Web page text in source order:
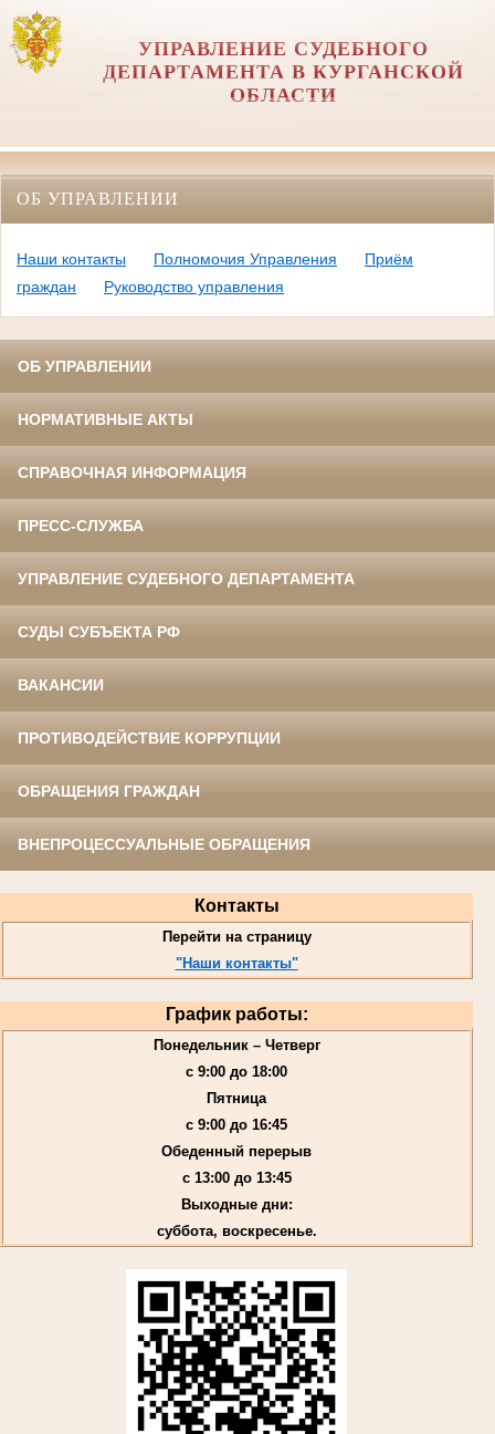
УПРАВЛЕНИЕ СУДЕБНОГО
ДЕПАРТАМЕНТА В КУРГАНСКОЙ
ОБЛАСТИ
ОБ УПРАВЛЕНИИ
Наши контакты Полномочия Управления
Приём
граждан
Руководство управления
ОБ УПРАВЛЕНИИ
НОРМАТИВНЫЕ АКТЫ
СПРАВОЧНАЯ ИНФОРМАЦИЯ
ПРЕСС-СЛУЖБА
УПРАВЛЕНИЕ СУДЕБНОГО ДЕПАРТАМЕНТА
СУДЫ СУБЪЕКТА РФ
ВАКАНСИИ
ПРОТИВОДЕЙСТВИЕ КОРРУПЦИИ
ОБРАЩЕНИЯ ГРАЖДАН
ВНЕПРОЦЕССУАЛЬНЫЕ ОБРАЩЕНИЯ
Контакты
Перейти на страницу
"Наши контакты"
График работы:
Понедельник – Четверг
с 9:00 до 18:00
Пятница
с 9:00 до 16:45
Обеденный перерыв
с 13:00 до 13:45
Выходные дни:
суббота, воскресенье.